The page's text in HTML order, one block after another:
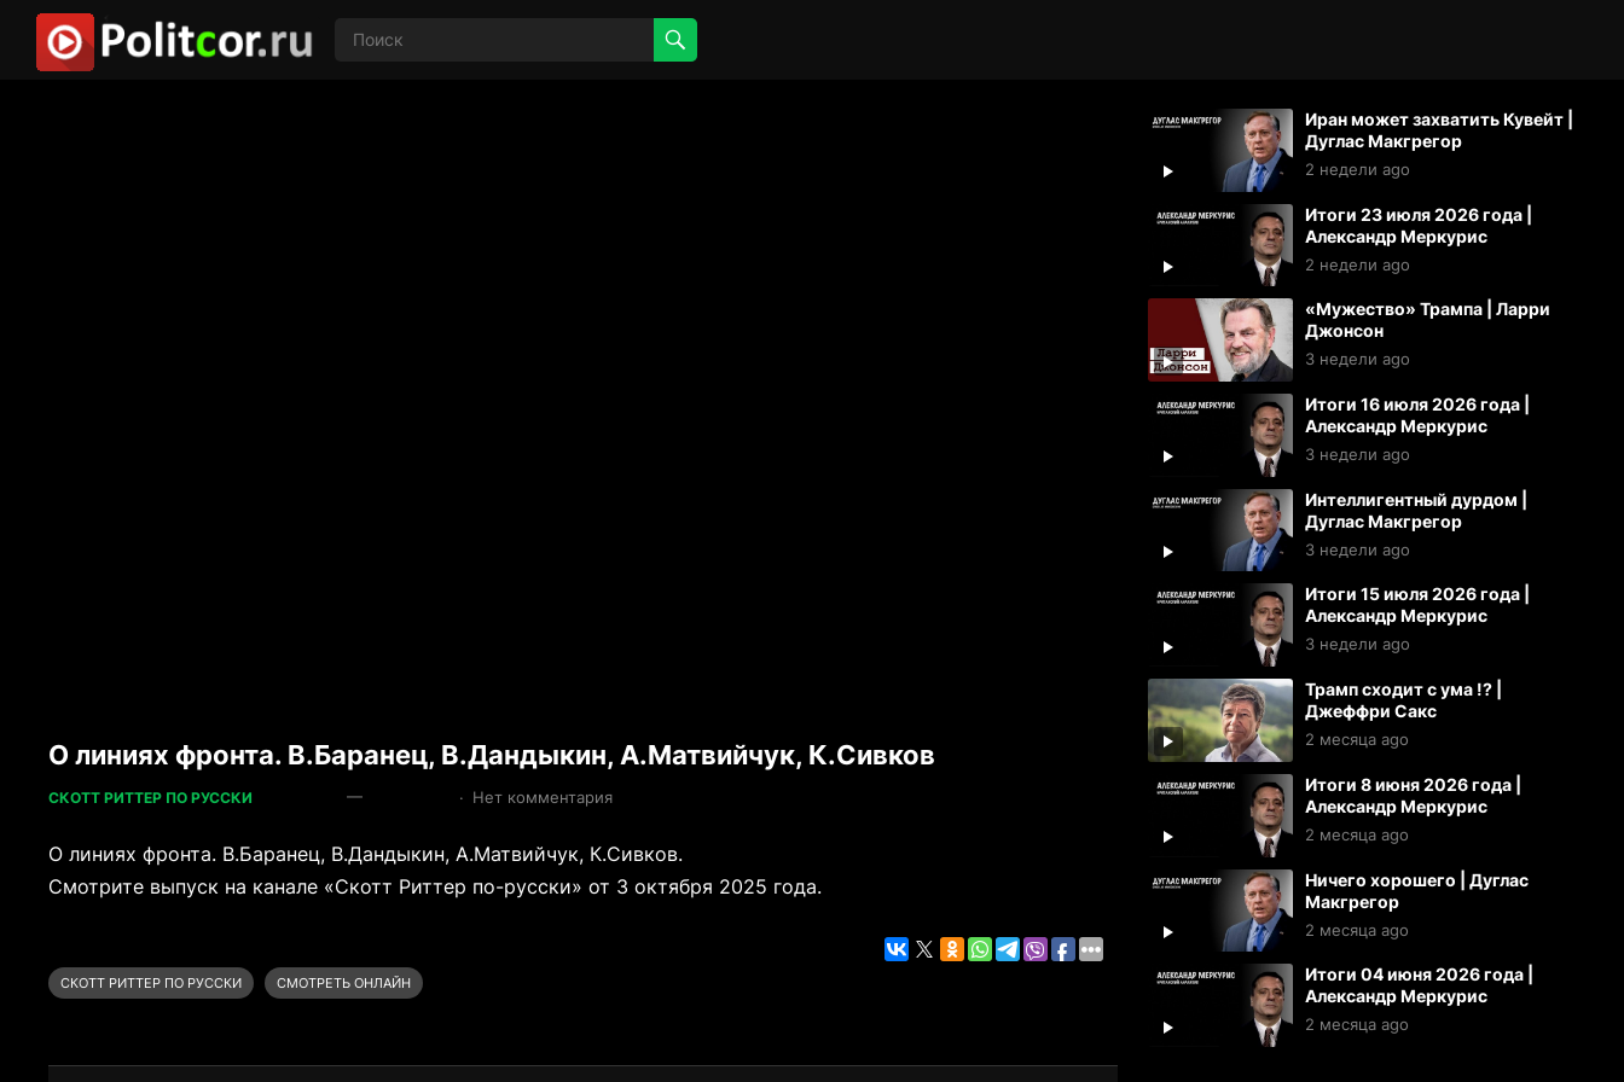
О линиях фронта. В.Баранец, В.Дандыкин, А.Матвийчук, К.Сивков
СКОТТ РИТТЕР ПО РУССКИ — · Нет комментария
О линиях фронта. В.Баранец, В.Дандыкин, А.Матвийчук, К.Сивков.
Смотрите выпуск на канале «Скотт Риттер по-русски» от 3 октября 2025 года.
СКОТТ РИТТЕР ПО РУССКИ СМОТРЕТЬ ОНЛАЙН
Иран может захватить Кувейт |
Дуглас Макгрегор
2 недели ago
Итоги 23 июля 2026 года |
Александр Меркурис
2 недели ago
«Мужество» Трампа | Ларри
Джонсон
3 недели ago
Итоги 16 июля 2026 года |
Александр Меркурис
3 недели ago
Интеллигентный дурдом |
Дуглас Макгрегор
3 недели ago
Итоги 15 июля 2026 года |
Александр Меркурис
3 недели ago
Трамп сходит с ума !? |
Джеффри Сакс
2 месяца ago
Итоги 8 июня 2026 года |
Александр Меркурис
2 месяца ago
Ничего хорошего | Дуглас
Макгрегор
2 месяца ago
Итоги 04 июня 2026 года |
Александр Меркурис
2 месяца ago